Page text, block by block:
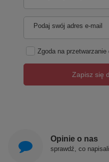
Podaj swój adres e-mail
Zgoda na
Zapisz się
Opinie o nas
sprawdź, co